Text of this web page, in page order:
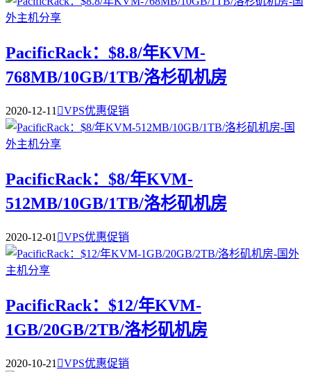
PacificRack：$8.8/年KVM-
768MB/10GB/1TB/洛杉矶机房
2020-12-11 VPS优惠促销
PacificRack：$8/年KVM-
512MB/10GB/1TB/洛杉矶机房
2020-12-01 VPS优惠促销
PacificRack：$12/年KVM-
1GB/20GB/2TB/洛杉矶机房
2020-10-21 VPS优惠促销